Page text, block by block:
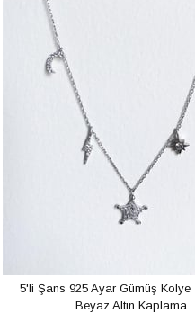
5'li Şans 925 Ayar Gümüş Kolye
Beyaz Altın Kaplama